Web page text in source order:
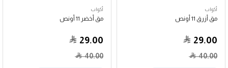
أكواب
مق أزرق 11 أونص
29.00
40.00
أكواب
مق أخضر 11 أونص
29.00
40.00